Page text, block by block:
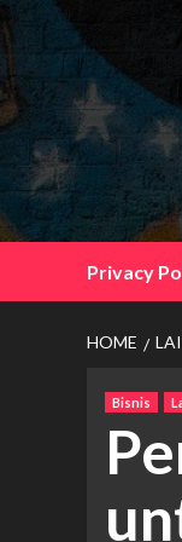
to
content
Privacy
HOME
Bisnis